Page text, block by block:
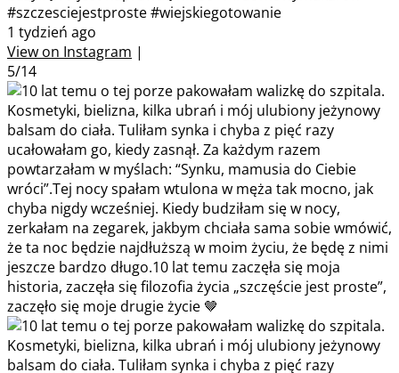
#szczesciejestproste #wiejskiegotowanie
1 tydzień ago
View on Instagram |
5/14